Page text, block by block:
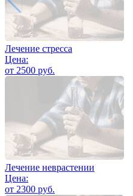
Лечение стресса
Цена:
от 2500 руб.
Лечение неврастении
Цена:
от 2300 руб.